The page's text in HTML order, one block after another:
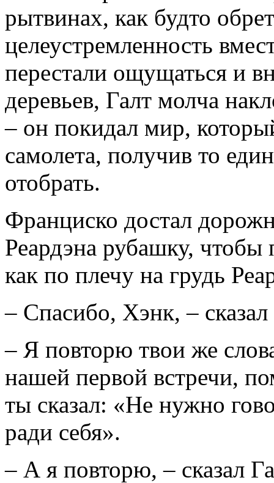
рытвинах, как будто
целеустремленность
перестали ощущаться и
деревьев, Галт молча
– он покидал мир,
самолета, получив то
отобрать.
Франциско достал
Реардэна рубашку, чтобы
как по плечу на грудь
– Спасибо, Хэнк, –
– Я повторю твои же
нашей первой встречи,
ты сказал: «Не нужно
ради себя».
– А я повторю, – сказал